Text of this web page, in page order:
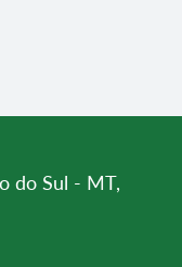
do Sul - MT,